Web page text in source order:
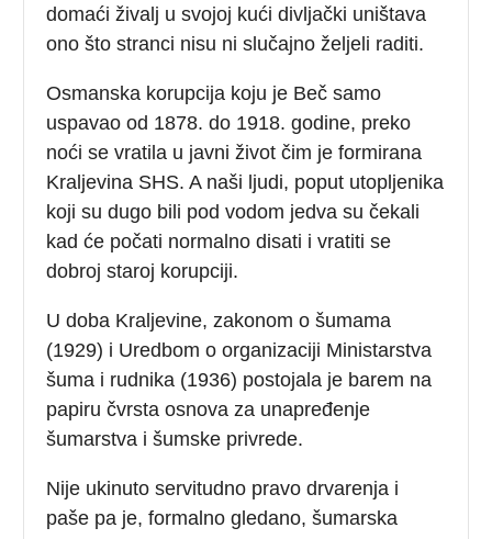
domaći živalj u svojoj kući divljački uništava
ono što stranci nisu ni slučajno željeli raditi.
Osmanska korupcija koju je Beč samo
uspavao od 1878. do 1918. godine, preko
noći se vratila u javni život čim je formirana
Kraljevina SHS. A naši ljudi, poput utopljenika
koji su dugo bili pod vodom jedva su čekali
kad će počati normalno disati i vratiti se
dobroj staroj korupciji.
U doba Kraljevine, zakonom o šumama
(1929) i Uredbom o organizaciji Ministarstva
šuma i rudnika (1936) postojala je barem na
papiru čvrsta osnova za unapređenje
šumarstva i šumske privrede.
Nije ukinuto servitudno pravo drvarenja i
paše pa je, formalno gledano, šumarska